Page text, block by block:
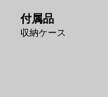
付属品
収納ケース